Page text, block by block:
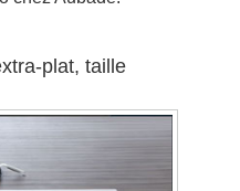
plat, taille